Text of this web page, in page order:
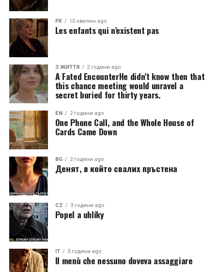
FR 10 хвилин ago
Les enfants qui n’existent pas
З ЖИТТЯ 2 години ago
A Fated EncounterHe didn’t know then that
this chance meeting would unravel a
secret buried for thirty years.
EN 2 години ago
One Phone Call, and the Whole House of
Cards Came Down
BG 2 години ago
Денят, в който свалих пръстена
CZ 3 години ago
Popel a uhlíky
IT 3 години ago
Il menù che nessuno doveva assaggiare